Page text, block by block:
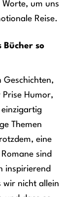
um uns
Reise.
Bücher so
Geschichten,
Humor,
Themen
eine
sind
inspirierend
wir nicht allein